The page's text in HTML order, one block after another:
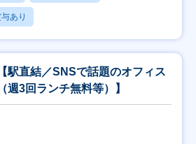
あり
駅直結／SNSで話題のオフィス
週3回ランチ無料等）】